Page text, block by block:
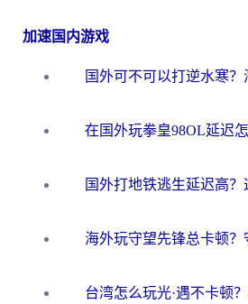
加速国内游戏